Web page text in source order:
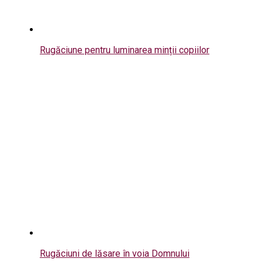
Rugăciune pentru luminarea minții copiilor
Rugăciuni de lăsare în voia Domnului